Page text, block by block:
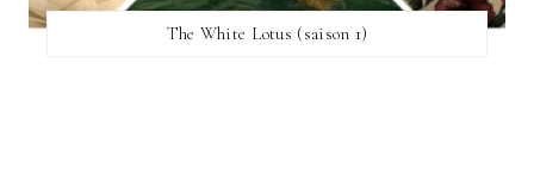
The White Lotus (saison 1)